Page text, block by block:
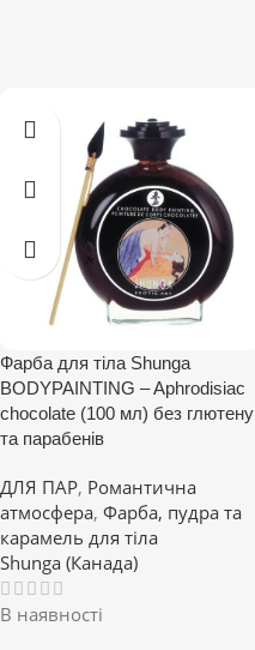
Фарба для тіла Shunga
BODYPAINTING – Aphrodisiac
chocolate (100 мл) без глютену
та парабенів
ДЛЯ ПАР, Романтична
атмосфера, Фарба, пудра та
карамель для тіла
Shunga (Канада)
В наявності